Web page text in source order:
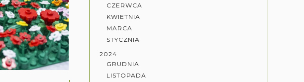
CZERWCA
KWIETNIA
MARCA
STYCZNIA
2024
GRUDNIA
LISTOPADA